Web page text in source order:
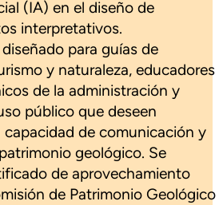
(IA) en el diseño de
interpretativos.
para guías de
y naturaleza, educadores
de la administración y
público que deseen
capacidad de comunicación y
geológico. Se
de aprovechamiento
de Patrimonio Geológico